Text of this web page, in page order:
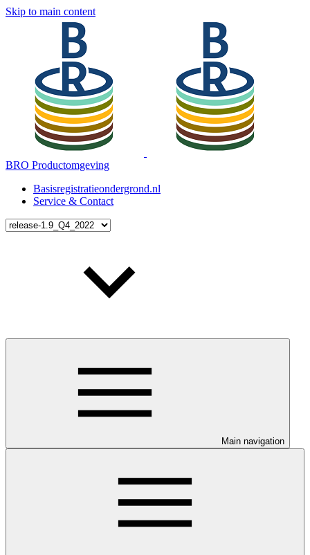
Skip to main content
BRO Productomgeving
Basisregistratieondergrond.nl
Service & Contact
Main navigation